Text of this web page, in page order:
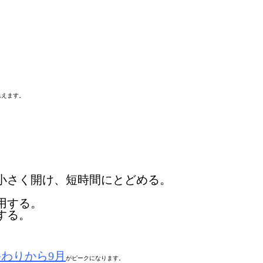
ます。
く開け、短時間にとどめる。
る。
。
りから9月 がピークになります。